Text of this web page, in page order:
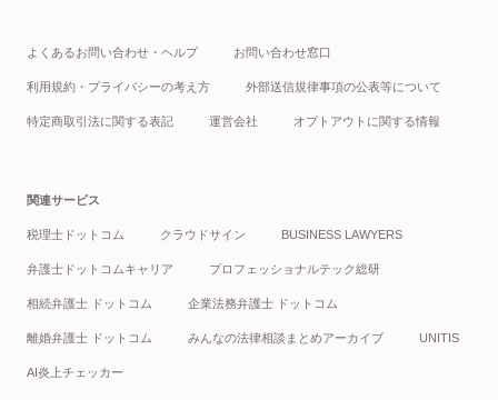
よくあるお問い合わせ・ヘルプ お問い合わせ窓口
利用規約・プライバシーの考え方 外部送信規律事項の公表等について
特定商取引法に関する表記 運営会社 オプトアウトに関する情報
関連サービス
税理士ドットコム クラウドサイン BUSINESS LAWYERS
弁護士ドットコムキャリア プロフェッショナルテック総研
相続弁護士 ドットコム 企業法務弁護士 ドットコム
離婚弁護士 ドットコム みんなの法律相談まとめアーカイブ UNITIS
AI炎上チェッカー